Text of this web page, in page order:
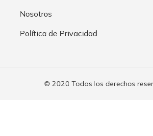
Nosotros
Política de Privacidad
© 2020 Todos los derechos